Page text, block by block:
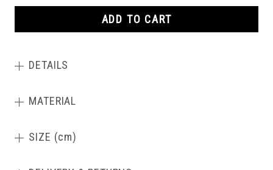
ADD TO CART
DETAILS
MATERIAL
SIZE (cm)